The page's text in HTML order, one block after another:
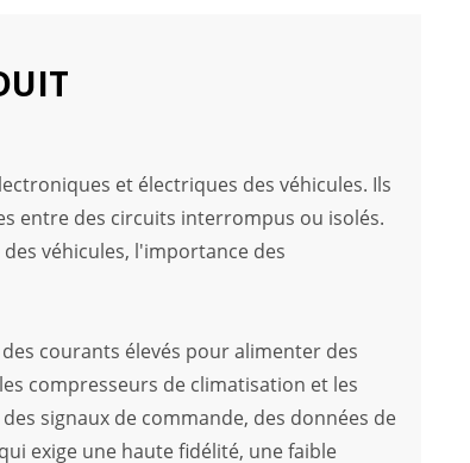
et électriques des véhicules. Ils
entre des circuits interrompus ou isolés.
véhicules, l'importance des
courants élevés pour alimenter des
compresseurs de climatisation et les
signaux de commande, des données de
exige une haute fidélité, une faible